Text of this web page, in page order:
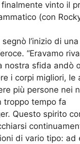
vinto il
(con
l’inizio di una
“Eravamo
nostra sfida andò
i corpi migliori, le
più persone nei
troppo tempo fa
Questo spirito
di vario tipo: ad